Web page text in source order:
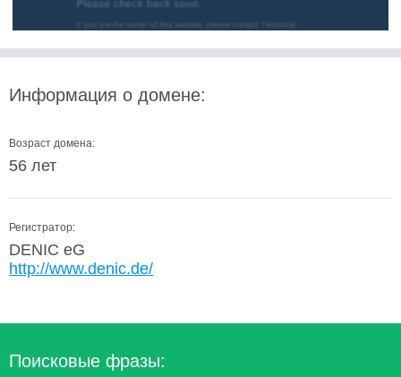
Информация о домене:
Возраст домена:
56 лет
Регистратор:
DENIC eG
http://www.denic.de/
Поисковые фразы: